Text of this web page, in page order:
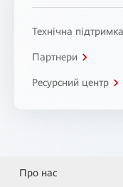
Технічна підтримка
Партнери
Ресурсний центр
Про нас